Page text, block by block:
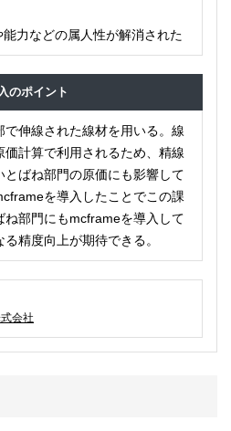
力などの属人性が解消された
のポイント
伸線された線材を用いる。線
計算で利用されるため、精線
ばね部門の原価にも影響して
を導入したことでこの課
ね部門にもmcframeを導入して
精度向上が期待できる。
会社